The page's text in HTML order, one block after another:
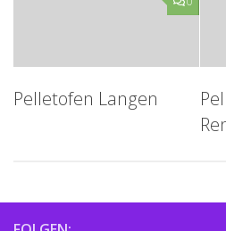
Pelletofen Langen